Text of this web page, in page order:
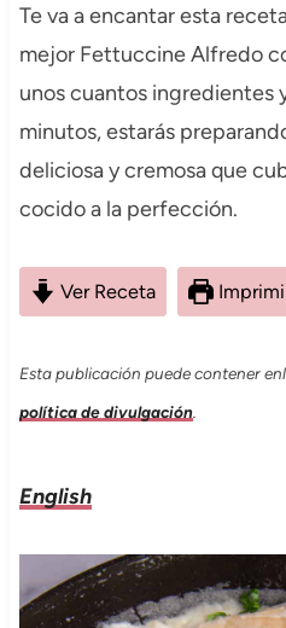
Te va a encantar esta
mejor Fettuccine Alfredo
unos cuantos ingredientes
minutos, estarás
deliciosa y cremosa que
cocido a la perfección.
Ver Receta
Esta publicación puede contener
política de divulgación.
English